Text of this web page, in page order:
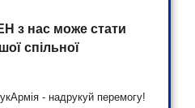
з нас може стати
спільної
- надрукуй перемогу!